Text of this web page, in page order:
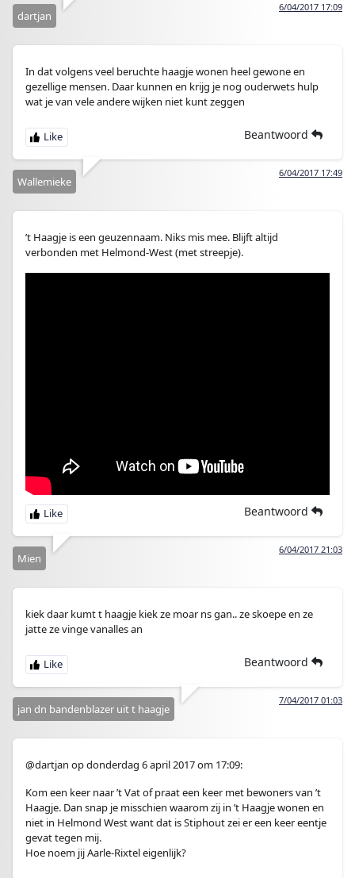
6/04/2017 17:09
dartjan
In dat volgens veel beruchte haagje wonen heel gewone en
gezellige mensen. Daar kunnen en krijg je nog ouderwets hulp
wat je van vele andere wijken niet kunt zeggen
Beantwoord
6/04/2017 17:49
Wallemieke
’t Haagje is een geuzennaam. Niks mis mee. Blijft altijd
verbonden met Helmond-West (met streepje).
Beantwoord
6/04/2017 21:03
Mien
kiek daar kumt t haagje kiek ze moar ns gan.. ze skoepe en ze
jatte ze vinge vanalles an
Beantwoord
7/04/2017 01:03
jan dn bandenblazer uit t haagje
@dartjan op donderdag 6 april 2017 om 17:09:
Kom een keer naar ’t Vat of praat een keer met bewoners van ’t
Haagje. Dan snap je misschien waarom zij in ’t Haagje wonen en
niet in Helmond West want dat is Stiphout zei er een keer eentje
gevat tegen mij.
Hoe noem jij Aarle-Rixtel eigenlijk?